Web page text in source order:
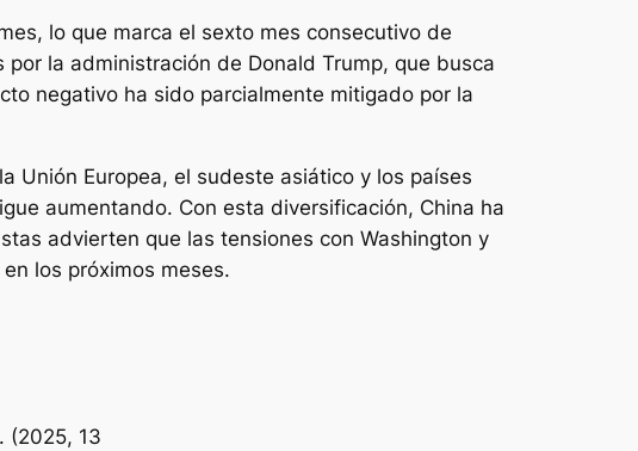
lo que marca el sexto mes consecutivo de
la administración de Donald Trump, que busca
negativo ha sido parcialmente mitigado por la
Unión Europea, el sudeste asiático y los países
aumentando. Con esta diversificación, China ha
advierten que las tensiones con Washington y
los próximos meses.
(2025, 13